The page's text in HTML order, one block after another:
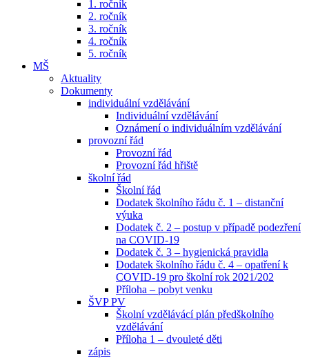
1. ročník
2. ročník
3. ročník
4. ročník
5. ročník
MŠ
Aktuality
Dokumenty
individuální vzdělávání
Individuální vzdělávání
Oznámení o individuálním vzdělávání
provozní řád
Provozní řád
Provozní řád hřiště
školní řád
Školní řád
Dodatek školního řádu č. 1 – distanční
výuka
Dodatek č. 2 – postup v případě podezření
na COVID-19
Dodatek č. 3 – hygienická pravidla
Dodatek školního řádu č. 4 – opatření k
COVID-19 pro školní rok 2021/202
Příloha – pobyt venku
ŠVP PV
Školní vzdělávácí plán předškolního
vzdělávání
Příloha 1 – dvouleté děti
zápis